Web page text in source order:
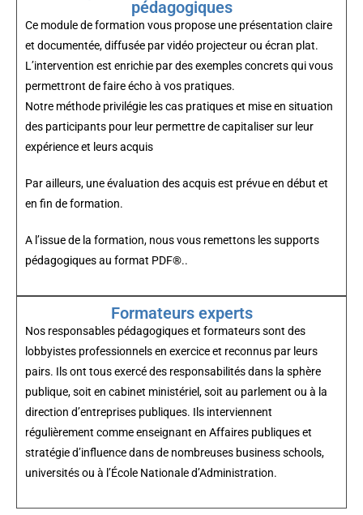
pédagogiques
Ce module de formation vous propose une présentation claire
et documentée, diffusée par vidéo projecteur ou écran plat.
L’intervention est enrichie par des exemples concrets qui vous
permettront de faire écho à vos pratiques.
Notre méthode privilégie les cas pratiques et mise en situation
des participants pour leur permettre de capitaliser sur leur
expérience et leurs acquis
Par ailleurs, une évaluation des acquis est prévue en début et
en fin de formation.
A l’issue de la formation, nous vous remettons les supports
pédagogiques au format PDF®..
Formateurs experts
Nos responsables pédagogiques et formateurs sont des
lobbyistes professionnels en exercice et reconnus par leurs
pairs. Ils ont tous exercé des responsabilités dans la sphère
publique, soit en cabinet ministériel, soit au parlement ou à la
direction d’entreprises publiques. Ils interviennent
régulièrement comme enseignant en Affaires publiques et
stratégie d’influence dans de nombreuses business schools,
universités ou à l’École Nationale d’Administration.